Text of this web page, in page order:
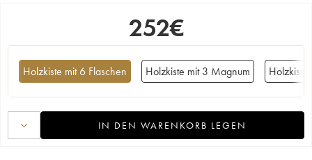
252€
Holzkiste mit 6 Flaschen Holzkiste mit 3 Magnum
IN DEN WARENKORB LEGEN